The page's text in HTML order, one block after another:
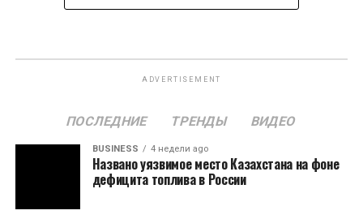
ADVERTISEMENT
ПОСЛЕДНИЕ ТРЕНДЫ ВИДЕО
BUSINESS 4 недели ago
Названо уязвимое место Казахстана на фоне
дефицита топлива в России